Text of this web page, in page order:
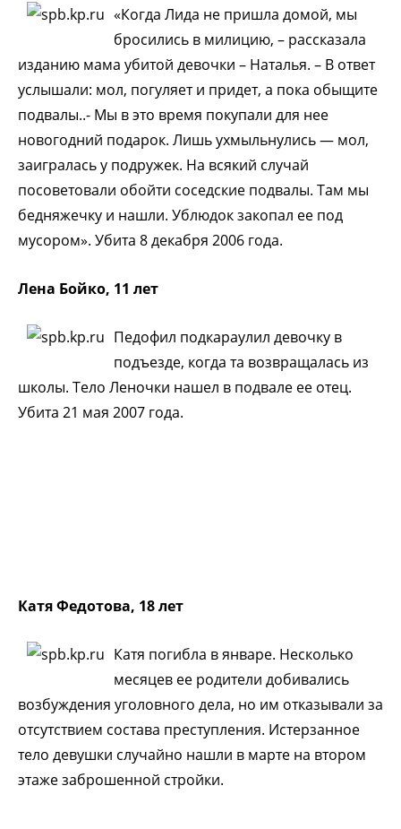
«Когда Лида не пришла домой, мы
бросились в милицию, – рассказала
изданию мама убитой девочки – Наталья. – В ответ
услышали: мол, погуляет и придет, а пока обыщите
подвалы..- Мы в это время покупали для нее
новогодний подарок. Лишь ухмыльнулись — мол,
заигралась у подружек. На всякий случай
посоветовали обойти соседские подвалы. Там мы
бедняжечку и нашли. Ублюдок закопал ее под
мусором». Убита 8 декабря 2006 года.
Лена Бойко, 11 лет
Педофил подкараулил девочку в
подъезде, когда та возвращалась из
школы. Тело Леночки нашел в подвале ее отец.
Убита 21 мая 2007 года.
Катя Федотова, 18 лет
Катя погибла в январе. Несколько
месяцев ее родители добивались
возбуждения уголовного дела, но им отказывали за
отсутствием состава преступления. Истерзанное
тело девушки случайно нашли в марте на втором
этаже заброшенной стройки.